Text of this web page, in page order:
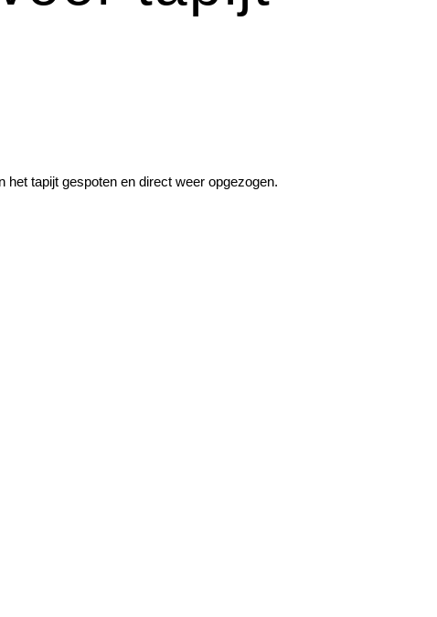
tapijt gespoten en direct weer opgezogen.